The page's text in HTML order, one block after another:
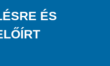
ÉS